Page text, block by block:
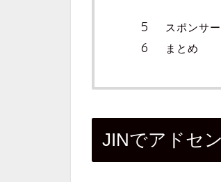
スポンサ
まとめ
JINでアドセ